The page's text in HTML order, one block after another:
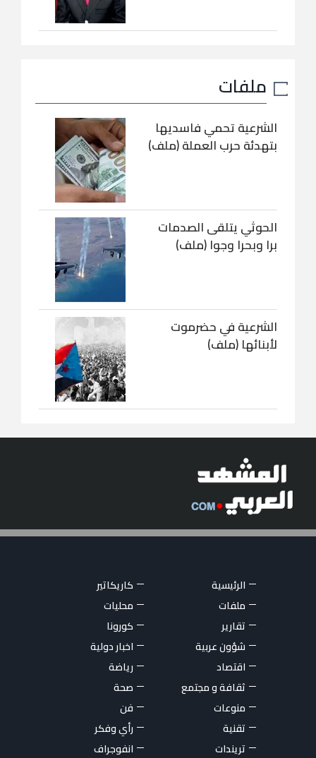
ملفات
الشرعية تحمي فاسديها
بتهدئة حرب العملة (ملف)
الحوثي يتلقى الصدمات
برا وبحرا وجوا (ملف)
الشرعية في حضرموت
لأبنائها (ملف)
الرئيسية
كاريكاتير
ملفات
محليات
تقارير
كورونا
شؤون عربية
اخبار دولية
اقتصاد
رياضة
ثقافة و مجتمع
صحة
منوعات
فن
تقنية
رأي وفكر
تريندات
انفوجراف